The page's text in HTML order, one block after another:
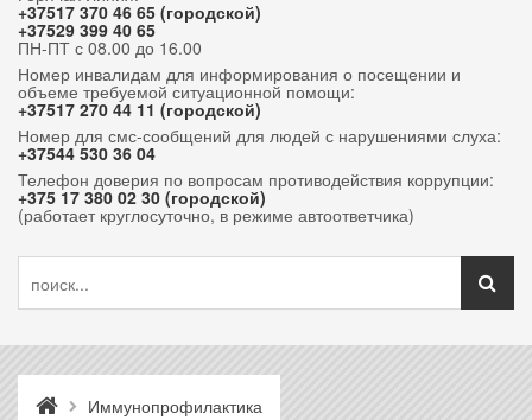
+37517 370 46 65 (городской)
+37529 399 40 65
ПН-ПТ с 08.00 до 16.00
Номер инвалидам для информирования о посещении и
объеме требуемой ситуационной помощи:
+37517 270 44 11 (городской)
Номер для смс-сообщений для людей с нарушениями слуха:
+37544 530 36 04
Телефон доверия по вопросам противодействия коррупции:
+375 17 380 02 30 (городской)
(работает круглосуточно, в режиме автоответчика)
Иммунопрофилактика